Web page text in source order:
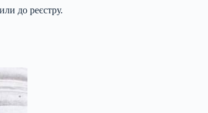
до реєстру.